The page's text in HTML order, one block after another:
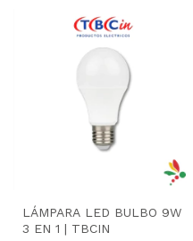
LÁMPARA LED BULBO 9W
3 EN 1 | TBCIN